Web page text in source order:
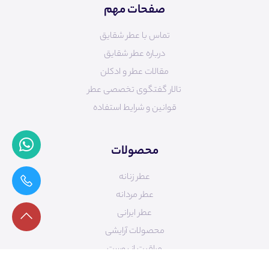
صفحات مهم
تماس با عطر شقایق
درباره عطر شقایق
مقالات عطر و ادکلن
تالار گفتگوی تخصصی عطر
قوانین و شرایط استفاده
محصولات
عطر زنانه
عطر مردانه
عطر ایرانی
محصولات آرایشی
مراقبت از پوست